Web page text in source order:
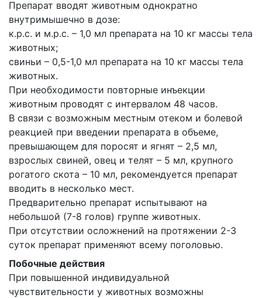
Препарат вводят животным однократно
внутримышечно в дозе:
к.р.с. и м.р.с. – 1,0 мл препарата на 10 кг массы тела
животных;
свиньи – 0,5-1,0 мл препарата на 10 кг массы тела
животных.
При необходимости повторные инъекции
животным проводят с интервалом 48 часов.
В связи с возможным местным отеком и болевой
реакцией при введении препарата в объеме,
превышающем для поросят и ягнят – 2,5 мл,
взрослых свиней, овец и телят – 5 мл, крупного
рогатого скота – 10 мл, рекомендуется препарат
вводить в несколько мест.
Предварительно препарат испытывают на
небольшой (7-8 голов) группе животных.
При отсутствии осложнений на протяжении 2-3
суток препарат применяют всему поголовью.
Побочные действия
При повышенной индивидуальной
чувствительности у животных возможны